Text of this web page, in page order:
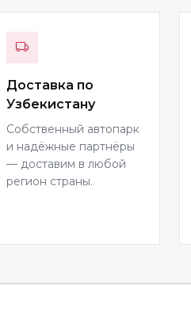
Доставка по
Узбекистану
Собственный автопарк
и надёжные партнёры
— доставим в любой
регион страны.